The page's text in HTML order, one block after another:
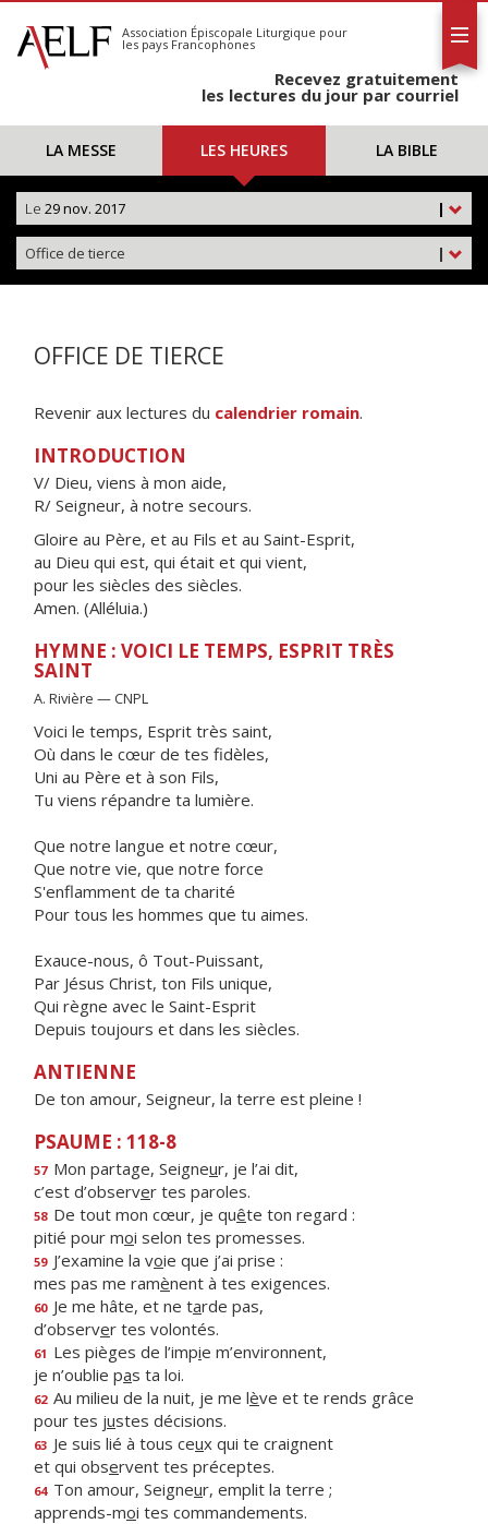
S'abonner
Calendrier
Association Épiscopale Liturgique pour
les pays Francophones
Recevez gratuitement
les lectures du jour par courriel
LA MESSE LES HEURES LA BIBLE
|
Le 29 nov. 2017
|
Office de tierce
OFFICE DE TIERCE
Revenir aux lectures du calendrier romain.
INTRODUCTION
V/ Dieu, viens à mon aide,
R/ Seigneur, à notre secours.
Gloire au Père, et au Fils et au Saint-Esprit,
au Dieu qui est, qui était et qui vient,
pour les siècles des siècles.
Amen. (Alléluia.)
HYMNE : VOICI LE TEMPS, ESPRIT TRÈS
SAINT
A. Rivière — CNPL
Voici le temps, Esprit très saint,
Où dans le cœur de tes fidèles,
Uni au Père et à son Fils,
Tu viens répandre ta lumière.
Que notre langue et notre cœur,
Que notre vie, que notre force
S'enflamment de ta charité
Pour tous les hommes que tu aimes.
Exauce-nous, ô Tout-Puissant,
Par Jésus Christ, ton Fils unique,
Qui règne avec le Saint-Esprit
Depuis toujours et dans les siècles.
ANTIENNE
De ton amour, Seigneur, la terre est pleine !
PSAUME : 118-8
57 Mon partage, Seigneur, je l’ai dit,
c’est d’observer tes paroles.
58 De tout mon cœur, je quête ton regard :
pitié pour moi selon tes promesses.
59 J’examine la voie que j’ai prise :
mes pas me ramènent à tes exigences.
60 Je me hâte, et ne tarde pas,
d’observer tes volontés.
61 Les pièges de l’impie m’environnent,
je n’oublie pas ta loi.
62 Au milieu de la nuit, je me lève et te rends grâce
pour tes justes décisions.
63 Je suis lié à tous ceux qui te craignent
et qui observent tes préceptes.
64 Ton amour, Seigneur, emplit la terre ;
apprends-moi tes commandements.